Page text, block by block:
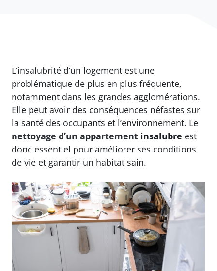
L’insalubrité d’un logement est une
problématique de plus en plus fréquente,
notamment dans les grandes agglomérations.
Elle peut avoir des conséquences néfastes sur
la santé des occupants et l’environnement. Le
nettoyage d’un appartement insalubre est
donc essentiel pour améliorer ses conditions
de vie et garantir un habitat sain.